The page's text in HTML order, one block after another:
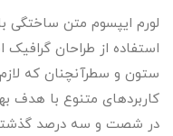
لورم ایپسوم متن ساختگی
استفاده از طراحان
ستون و سطرآنچنان که
کاربردهای متنوع با هدف
در شصت و سه درصد